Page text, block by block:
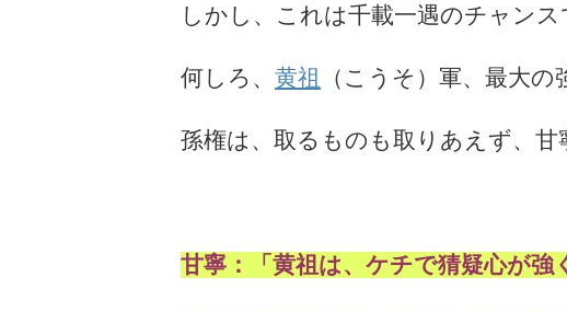
しかし、これは千載一遇のチャンス
何しろ、 黄祖 （こうそ）軍、最大
孫権は、取るものも取りあえず、甘
甘寧：「黄祖は、ケチで猜疑心が強